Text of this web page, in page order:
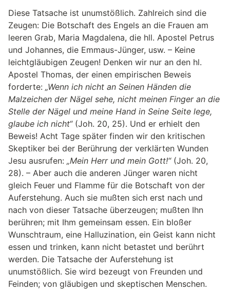
Diese Tatsache ist unumstößlich. Zahlreich sind die
Zeugen: Die Botschaft des Engels an die Frauen am
leeren Grab, Maria Magdalena, die hll. Apostel Petrus
und Johannes, die Emmaus-Jünger, usw. – Keine
leichtgläubigen Zeugen! Denken wir nur an den hl.
Apostel Thomas, der einen empirischen Beweis
forderte: „Wenn ich nicht an Seinen Händen die
Malzeichen der Nägel sehe, nicht meinen Finger an die
Stelle der Nägel und meine Hand in Seine Seite lege,
glaube ich nicht“(Joh. 20, 25). Und er erhielt den
Beweis! Acht Tage später finden wir den kritischen
Skeptiker bei der Berührung der verklärten Wunden
Jesu ausrufen: „Mein Herr und mein Gott!“(Joh. 20,
28). – Aber auch die anderen Jünger waren nicht
gleich Feuer und Flamme für die Botschaft von der
Auferstehung. Auch sie mußten sich erst nach und
nach von dieser Tatsache überzeugen; mußten Ihn
berühren; mit Ihm gemeinsam essen. Ein bloßer
Wunschtraum, eine Halluzination, ein Geist kann nicht
essen und trinken, kann nicht betastet und berührt
werden. Die Tatsache der Auferstehung ist
unumstößlich. Sie wird bezeugt von Freunden und
Feinden; von gläubigen und skeptischen Menschen.